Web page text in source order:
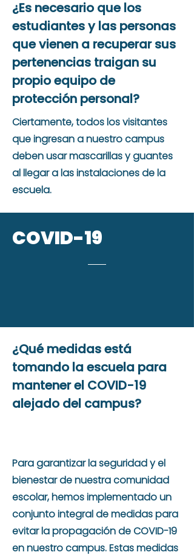
¿Es necesario que los
estudiantes y las personas
que vienen a recuperar sus
pertenencias traigan su
propio equipo de
protección personal?
Ciertamente, todos los visitantes
que ingresan a nuestro campus
deben usar mascarillas y guantes
al llegar a las instalaciones de la
escuela.
COVID-19
¿Qué medidas está
tomando la escuela para
mantener el COVID-19
alejado del campus?
Para garantizar la seguridad y el
bienestar de nuestra comunidad
escolar, hemos implementado un
conjunto integral de medidas para
evitar la propagación de COVID-19
en nuestro campus. Estas medidas